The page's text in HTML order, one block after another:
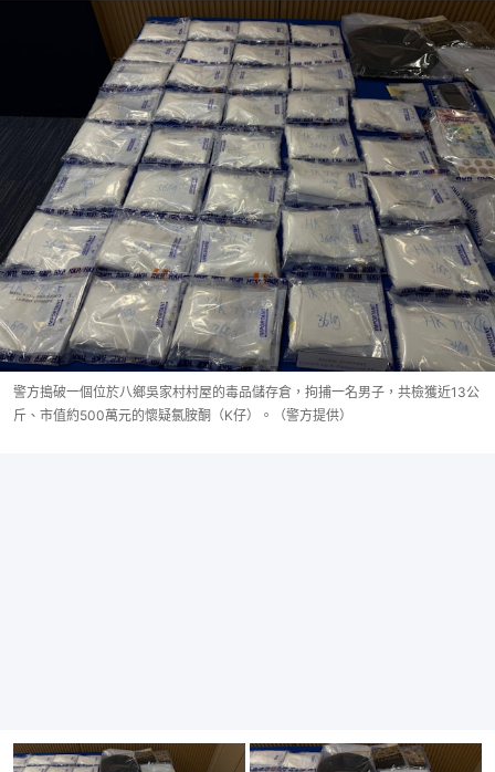
警方搗破一個位於八鄉吳家村村屋的毒品儲存倉，拘捕一名男子，共檢獲近13公
斤、市值約500萬元的懷疑氯胺酮（K仔）。（警方提供）